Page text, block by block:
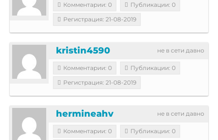
Комментарии: 0
Публикации: 0
Регистрация: 21-08-2019
не в сети давно
kristin4590
Комментарии: 0
Публикации: 0
Регистрация: 21-08-2019
не в сети давно
hermineahv
Комментарии: 0
Публикации: 0